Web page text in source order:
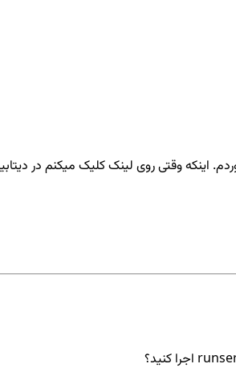
در جلسه 24 به یک مشکل بر خوردم. اینکه وقتی روی